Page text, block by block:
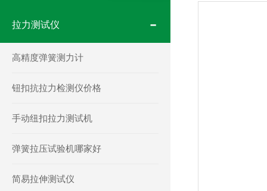
拉力测试仪
高精度弹簧测力计
钮扣抗拉力检测仪价格
手动纽扣拉力测试机
弹簧拉压试验机哪家好
简易拉伸测试仪